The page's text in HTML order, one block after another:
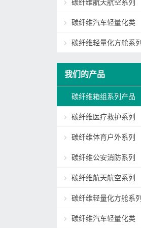
碳纤维航天航空系列
碳纤维汽车轻量化类
碳纤维轻量化方舱系列
我们的产品
碳纤维箱组系列产品
碳纤维医疗救护系列
碳纤维体育户外系列
碳纤维公安消防系列
碳纤维航天航空系列
碳纤维轻量化方舱系列
碳纤维汽车轻量化类